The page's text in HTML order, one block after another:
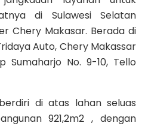
di Sulawesi Selatan
Chery Makasar. Berada di
Auto, Chery Makassar
Sumaharjo No. 9-10, Tello
di atas lahan seluas
921,2m2 , dengan